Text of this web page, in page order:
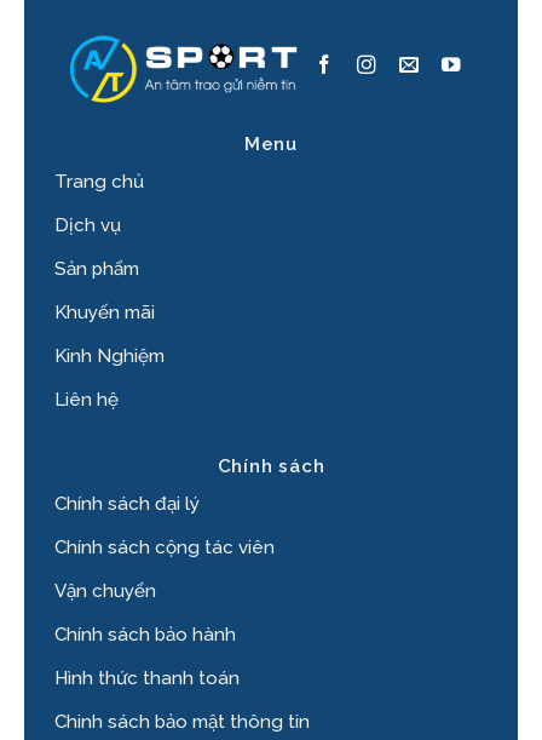
Menu
Trang chủ
Dịch vụ
Sản phẩm
Khuyến mãi
Kinh Nghiệm
Liên hệ
Chính sách
Chính sách đại lý
Chính sách cộng tác viên
Vận chuyển
Chính sách bảo hành
Hình thức thanh toán
Chinh sách bảo mật thông tin